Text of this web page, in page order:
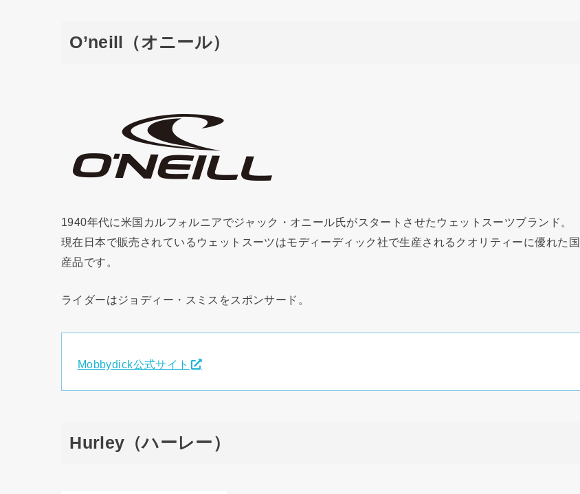
O’neill（オニール）
1940年代に米国カルフォルニアでジャック・オニール氏がスタートさせたウェットスーツブランド。
現在日本で販売されているウェットスーツはモディーディック社で生産されるクオリティーに優れた国
産品です。
ライダーはジョディー・スミスをスポンサード。
Mobbydick公式サイト
Hurley（ハーレー）